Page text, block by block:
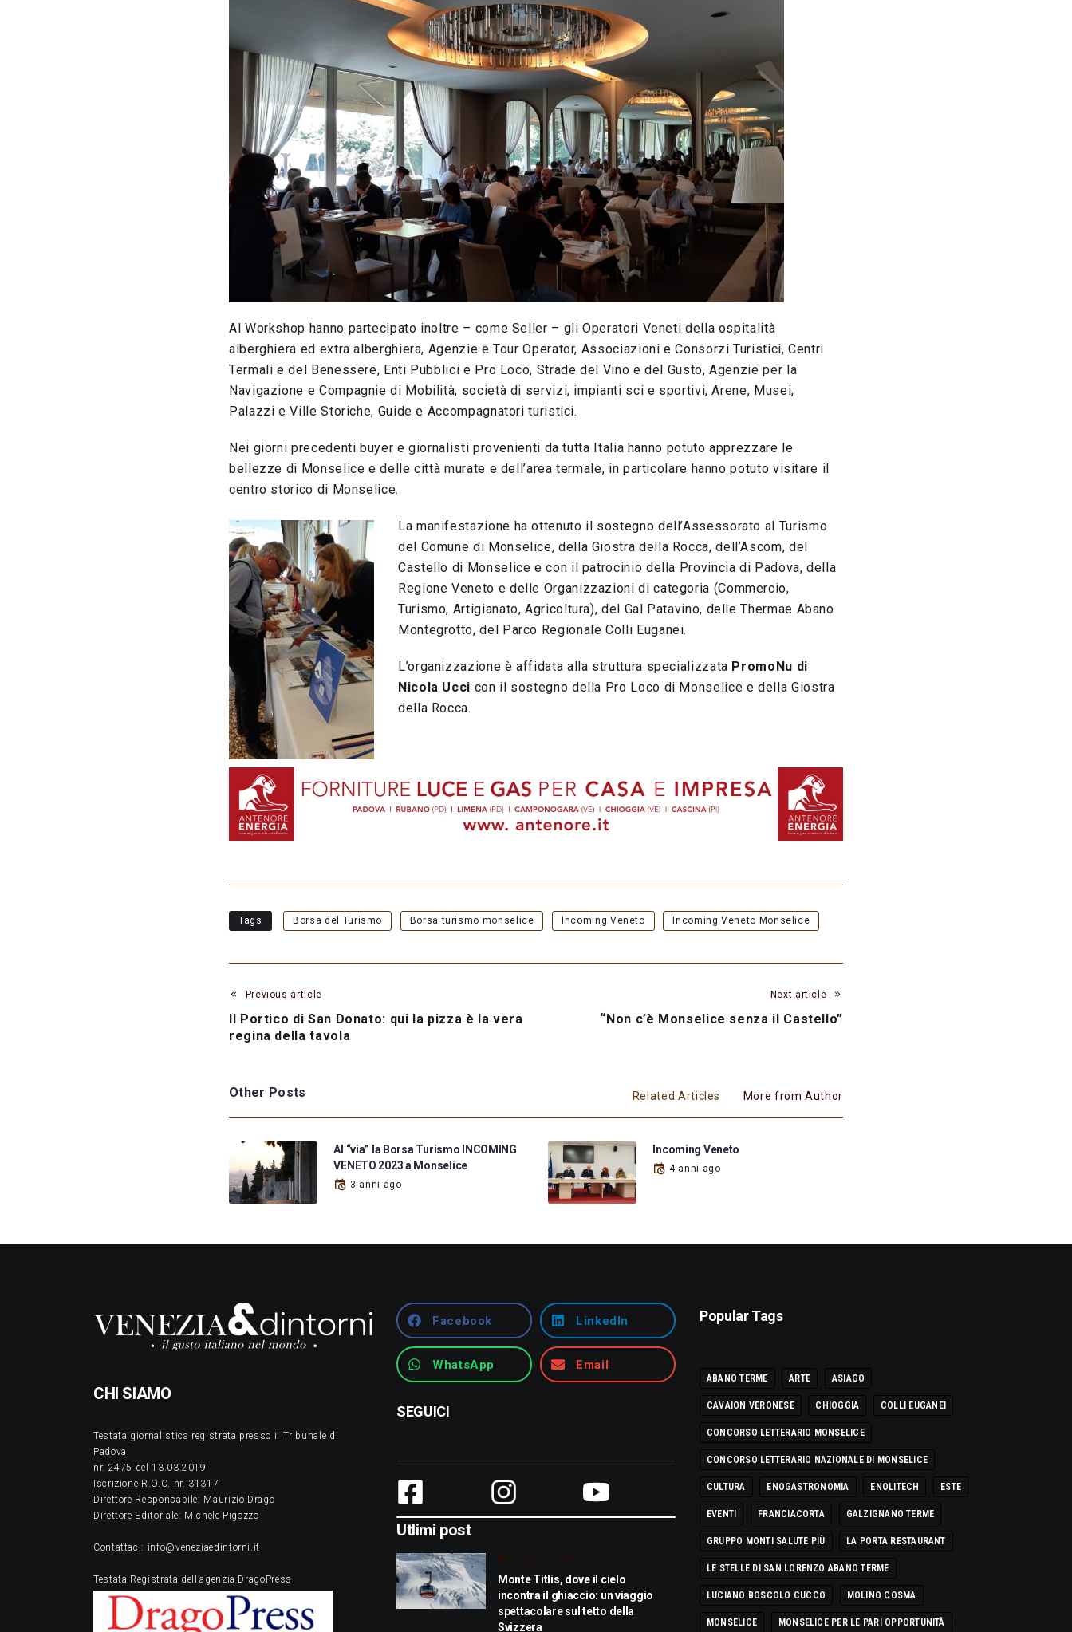
Al Workshop hanno partecipato inoltre – come Seller – gli Operatori Veneti della ospitalità
alberghiera ed extra alberghiera, Agenzie e Tour Operator, Associazioni e Consorzi Turistici, Centri
Termali e del Benessere, Enti Pubblici e Pro Loco, Strade del Vino e del Gusto, Agenzie per la
Navigazione e Compagnie di Mobilità, società di servizi, impianti sci e sportivi, Arene, Musei,
Palazzi e Ville Storiche, Guide e Accompagnatori turistici.
Nei giorni precedenti buyer e giornalisti provenienti da tutta Italia hanno potuto apprezzare le
bellezze di Monselice e delle città murate e dell’area termale, in particolare hanno potuto visitare il
centro storico di Monselice.
La manifestazione ha ottenuto il sostegno dell’Assessorato al Turismo
del Comune di Monselice, della Giostra della Rocca, dell’Ascom, del
Castello di Monselice e con il patrocinio della Provincia di Padova, della
Regione Veneto e delle Organizzazioni di categoria (Commercio,
Turismo, Artigianato, Agricoltura), del Gal Patavino, delle Thermae Abano
Montegrotto, del Parco Regionale Colli Euganei.
L’organizzazione è affidata alla struttura specializzata PromoNu di
Nicola Ucci con il sostegno della Pro Loco di Monselice e della Giostra
della Rocca.
Tags Borsa del Turismo Borsa turismo monselice Incoming Veneto Incoming Veneto Monselice
Previous article
Il Portico di San Donato: qui la pizza è la vera
regina della tavola
Next article
“Non c’è Monselice senza il Castello”
Other Posts Related Articles More from Author
Al “via” la Borsa Turismo INCOMING
VENETO 2023 a Monselice
3 anni ago
Incoming Veneto
4 anni ago
CHI SIAMO
Testata giornalistica registrata presso il Tribunale di
Padova
nr. 2475 del 13.03.2019
Iscrizione R.O.C. nr. 31317
Direttore Responsabile: Maurizio Drago
Direttore Editoriale: Michele Pigozzo
Contattaci: info@veneziaedintorni.it
Testata Registrata dell’agenzia DragoPress
Facebook LinkedIn
WhatsApp Email
SEGUICI
Utlimi post
Luglio 29, 2026
Monte Titlis, dove il cielo
incontra il ghiaccio: un viaggio
spettacolare sul tetto della
Svizzera
Popular Tags
ABANO TERME ARTE ASIAGO
CAVAION VERONESE CHIOGGIA COLLI EUGANEI
CONCORSO LETTERARIO MONSELICE
CONCORSO LETTERARIO NAZIONALE DI MONSELICE
CULTURA ENOGASTRONOMIA ENOLITECH ESTE
EVENTI FRANCIACORTA GALZIGNANO TERME
GRUPPO MONTI SALUTE PIÙ LA PORTA RESTAURANT
LE STELLE DI SAN LORENZO ABANO TERME
LUCIANO BOSCOLO CUCCO MOLINO COSMA
MONSELICE MONSELICE PER LE PARI OPPORTUNITÀ